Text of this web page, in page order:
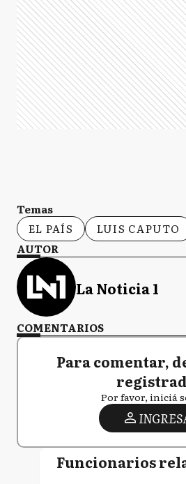
Temas
EL PAÍS
LUIS CAPUTO
AUTOR
La Noticia 1
COMENTARIOS
Para comentar,
Por favor, iniciá
Funcionarios